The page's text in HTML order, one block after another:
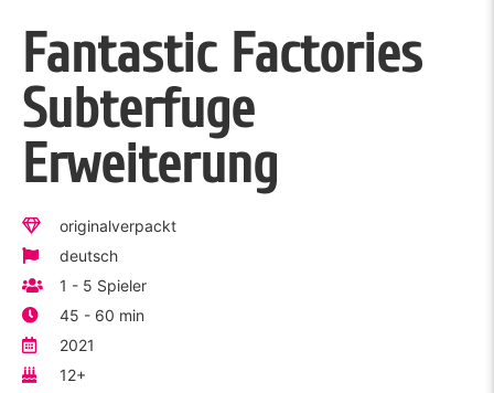
Fantastic Factories
Subterfuge
Erweiterung
originalverpackt
deutsch
1 - 5 Spieler
45 - 60 min
2021
12+